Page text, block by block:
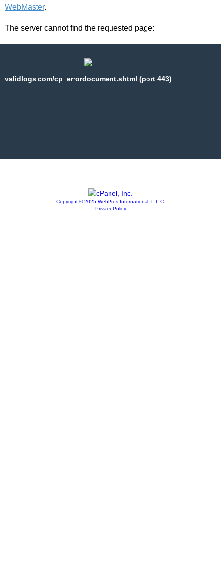
WebMaster.
The server cannot find the requested page:
validlogs.com/cp_errordocument.shtml (port 443)
Copyright © 2025 WebPros International, L.L.C.
Privacy Policy